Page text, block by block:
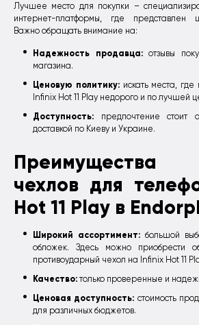
Лучшее место для покупки –
интернет-платформы, где представлен
Важно обращать внимание на:
Надежность продавца:отзывы
магазина.
Ценовую политику:искать места, где
Infinix Hot 11 Play недорого и по лучшей
Доступность: предпочтение стоит
доставкой по Киеву и Украине.
Преимущества
чехлов для
Hot 11 Play в
Широкий ассортимент: большой
обложек. Здесь можно приобрести
противоударный чехол на Infinix Hot 11
Качество: только проверенные и
Ценовая доступность: стоимость
для различных бюджетов.